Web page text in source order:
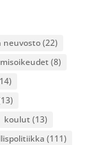
neuvosto(22)
(8)
koulut (13)
(111)